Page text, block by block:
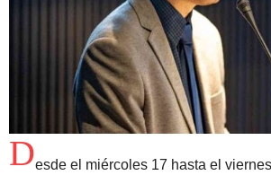
Desde el miércoles 17 hasta el